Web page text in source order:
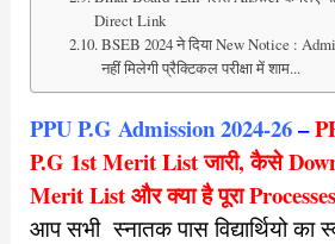
Direct Link
BSEB 2024 ने दिया New Notice :
नहीं मिलेगी प्रैक्टिकल परीक्षा में शाम...
PPU P.G Admission 2024-26–
P.G 1st Merit List जारी, कैसे
Merit Listऔर क्या है पूरा
आप सभी स्नातक पास विद्यार्थियो का